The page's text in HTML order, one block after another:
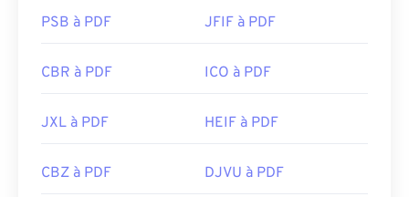
PSB à PDF JFIF à PDF
CBR à PDF ICO à PDF
JXL à PDF HEIF à PDF
CBZ à PDF DJVU à PDF